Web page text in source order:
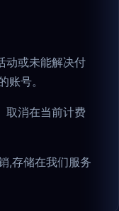
动或未能解决付
账号。
取消在当前计费
,存储在我们服务